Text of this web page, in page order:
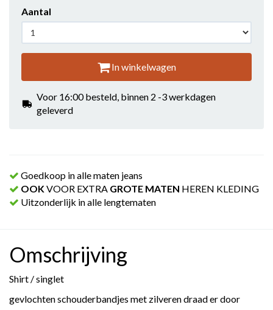
Aantal
In winkelwagen
Voor 16:00 besteld, binnen 2 -3 werkdagen
geleverd
Goedkoop in alle maten jeans
OOKVOOR EXTRA GROTE MATEN HEREN KLEDING
Uitzonderlijk in alle lengtematen
Omschrijving
Shirt / singlet
gevlochten schouderbandjes met zilveren draad er door